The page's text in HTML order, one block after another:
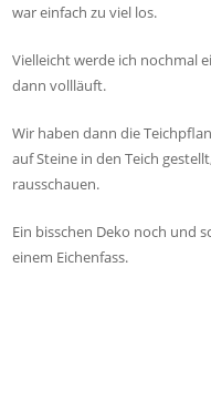
war einfach zu viel los.
Vielleicht werde ich nochmal
dann vollläuft.
Wir haben dann die
auf Steine in den Teich
rausschauen.
Ein bisschen Deko noch und
einem Eichenfass.